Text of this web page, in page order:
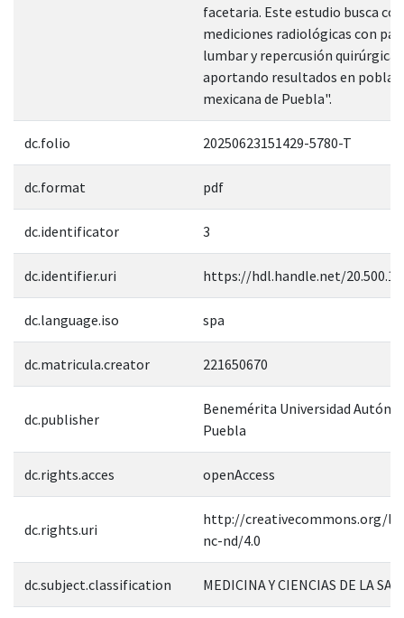
facetaria. Este estudio busca
mediciones radiológicas con
lumbar y repercusión quirúrgica,
aportando resultados en
mexicana de Puebla".
dc.folio 20250623151429-5780-T
dc.format pdf
dc.identificator 3
dc.identifier.uri https://hdl.handle.net/
dc.language.iso spa
dc.matricula.creator 221650670
dc.publisher
Benemérita Universidad
Puebla
dc.rights.acces openAccess
dc.rights.uri
http://creativecommons.org/
nc-nd/4.0
dc.subject.classification MEDICINA Y CIENCIAS DE LA